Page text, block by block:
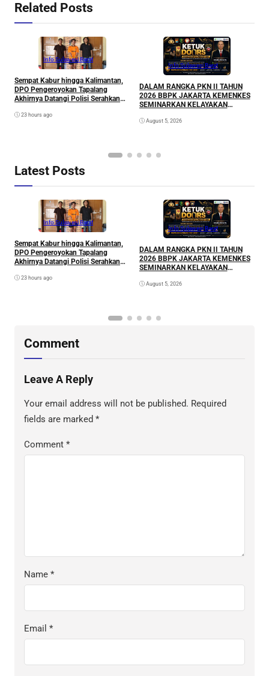
Related Posts
Info Sulawesi Barat
Sempat Kabur hingga Kalimantan,
DPO Pengeroyokan Tapalang
Akhirnya Datangi Polisi Serahkan
23 hours ago
Info Sulawesi Barat
DALAM RANGKA PKN II TAHUN
2026 BBPK JAKARTA KEMENKES
SEMINARKAN KELAYAKAN
PERUBAHAN KETUK DOORS
August 5, 2026
Latest Posts
Info Sulawesi Barat
Sempat Kabur hingga Kalimantan,
DPO Pengeroyokan Tapalang
Akhirnya Datangi Polisi Serahkan
23 hours ago
Info Sulawesi Barat
DALAM RANGKA PKN II TAHUN
2026 BBPK JAKARTA KEMENKES
SEMINARKAN KELAYAKAN
PERUBAHAN KETUK DOORS
August 5, 2026
Comment
Leave A Reply
Your email address will not be published. Required
fields are marked *
Comment *
Name *
Email *